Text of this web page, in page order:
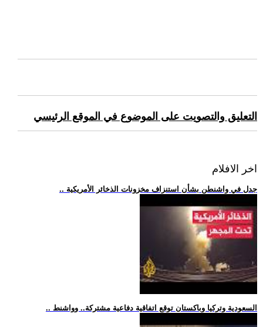
التعليق والتصويت على الموضوع في الموقع الرئيسي
اخر الافلام
.. جدل في واشنطن بشأن استنزاف مخزونات الذخائر الأمريكية
.. السعودية وتركيا وباكستان توقع اتفاقية دفاعية مشتركة.. وواشنط